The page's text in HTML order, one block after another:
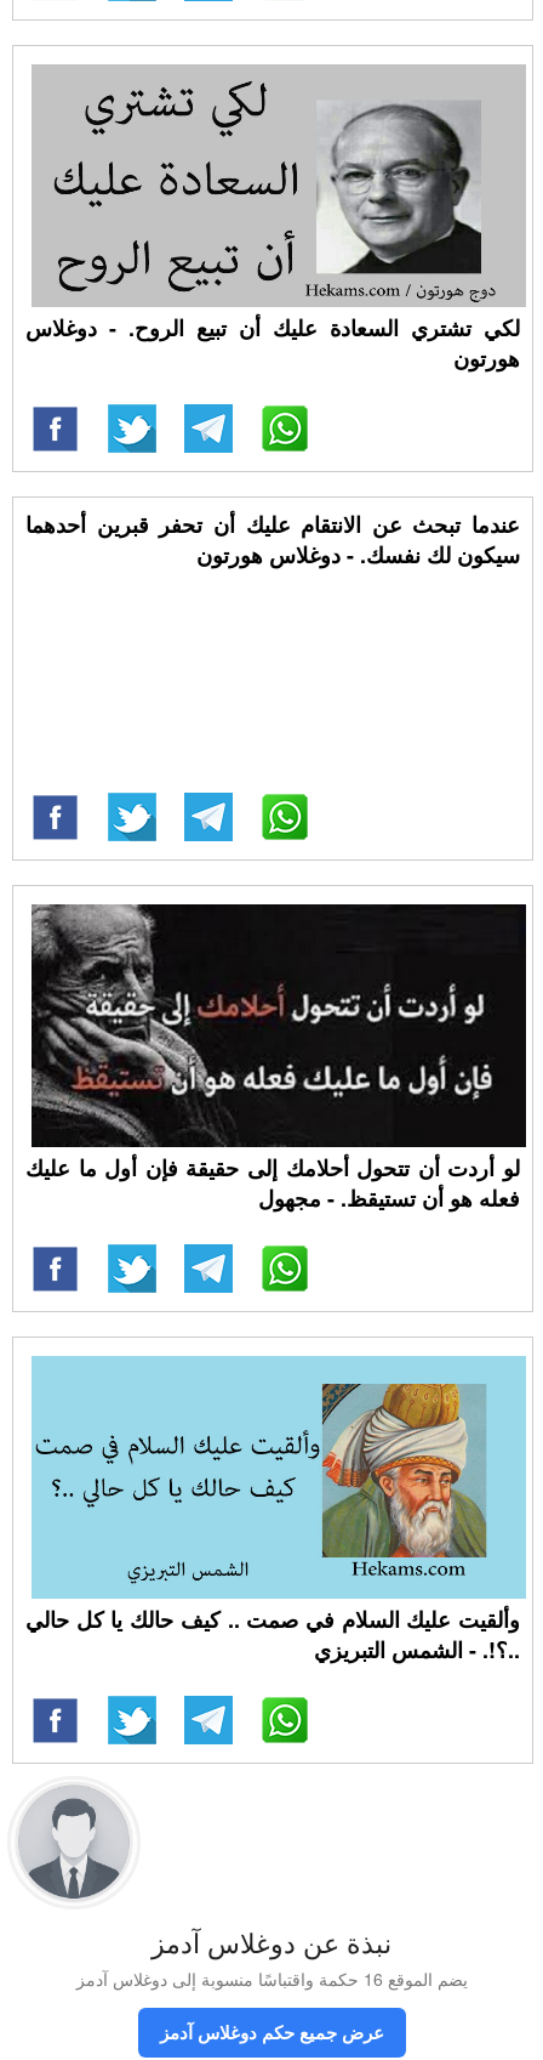
لكي تشتري السعادة عليك أن تبيع الروح. - دوغلاس
هورتون
عندما تبحث عن الانتقام عليك أن تحفر قبرين أحدهما
سيكون لك نفسك. - دوغلاس هورتون
لو أردت أن تتحول أحلامك إلى حقيقة فإن أول ما عليك
فعله هو أن تستيقظ. - مجهول
وألقيت عليك السلام في صمت .. كيف حالك يا كل حالي
..؟!. - الشمس التبريزي
نبذة عن دوغلاس آدمز
يضم الموقع 16 حكمة واقتباسًا منسوبة إلى دوغلاس آدمز
عرض جميع حكم دوغلاس آدمز